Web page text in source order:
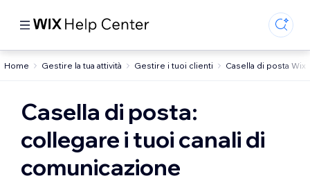
Home Gestire la tua attività Gestire i tuoi clienti Casella di posta Wix
Casella di posta:
collegare i tuoi canali di
comunicazione